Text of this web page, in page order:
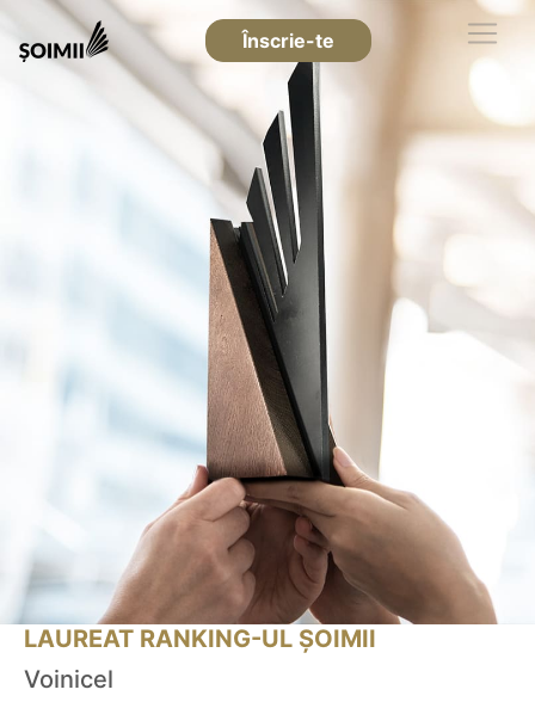
Înscrie-te
LAUREAT RANKING-UL ȘOIMII
Voinicel